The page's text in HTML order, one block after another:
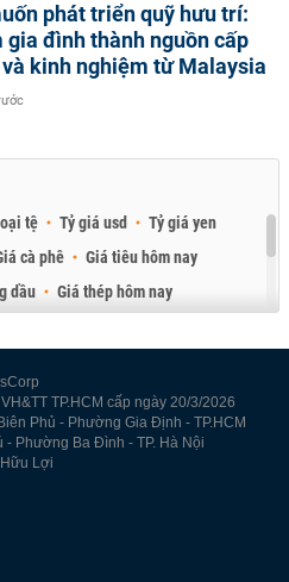
phát triển quỹ hưu trí:
đình thành nguồn cấp
kinh nghiệm từ Malaysia
tệ Tỷ giá usd
Tỷ giá yen
cà phê
Giá tiêu hôm nay
dầu
Giá thép hôm nay
TP.HCM cấp ngày 20/3/2026
Phủ - Phường Gia Định - TP.HCM
- Phường Ba Đình - TP. Hà Nội
Lợi